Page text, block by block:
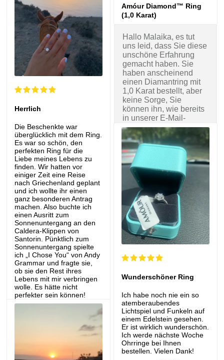
Amóur Diamond™ Ring
(1,0 Karat)
Hallo Malaika, es tut
uns leid, dass Sie diese
unschöne Erfahrung
gemacht haben. Sie
haben anscheinend
einen Diamantring mit
1,0 Karat bestellt, aber
keine Sorge, Sie
können ihn, wie bereits
in unserer E-Mail-
Konversation
vereinbart, gegen einen
Diamantring mit 2,0
Karat umtauschen.
Vielen Dank trotzdem
für Ihre ehrliche
Bewertung.
LoveDiamond
Herrlich
Die Beschenkte war
überglücklich mit dem Ring.
Es war so schön, den
perfekten Ring für die
Liebe meines Lebens zu
finden. Wir hatten vor
einiger Zeit eine Reise
nach Griechenland geplant
und ich wollte ihr einen
ganz besonderen Antrag
machen. Also buchte ich
einen Ausritt zum
Sonnenuntergang an den
Caldera-Klippen von
Santorin. Pünktlich zum
Sonnenuntergang spielte
ich „I Chose You“ von Andy
Grammar und fragte sie,
ob sie den Rest ihres
Lebens mit mir verbringen
wolle. Es hätte nicht
perfekter sein können!
Wunderschöner Ring
Ich habe noch nie ein so
atemberaubendes
Lichtspiel und Funkeln auf
einem Edelstein gesehen.
Er ist wirklich wunderschön.
Ich werde nächste Woche
Ohrringe bei Ihnen
bestellen. Vielen Dank!